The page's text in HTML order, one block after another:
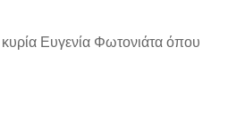
Ευγενία Φωτονιάτα όπου